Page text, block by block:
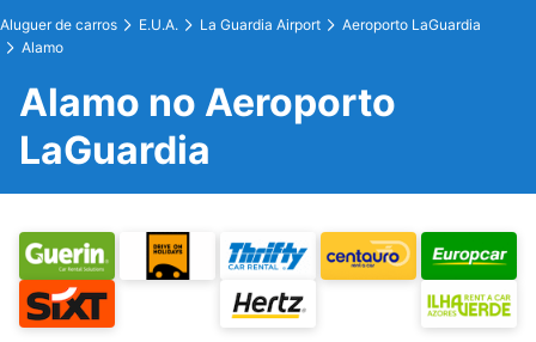
Aluguer de carros E.U.A. La Guardia Airport
Aeroporto LaGuardia
Alamo
Alamo no Aeroporto
LaGuardia